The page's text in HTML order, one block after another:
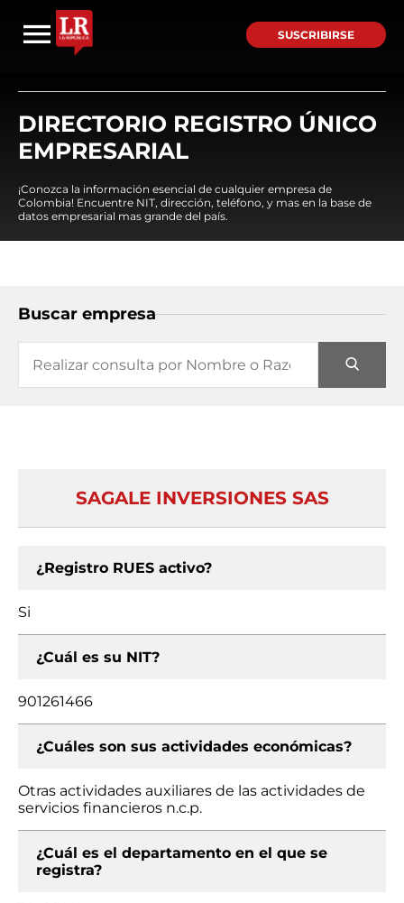
SUSCRIBIRSE
DIRECTORIO REGISTRO ÚNICO
EMPRESARIAL
¡Conozca la información esencial de cualquier empresa de
Colombia! Encuentre NIT, dirección, teléfono, y mas en la base de
datos empresarial mas grande del país.
Buscar empresa
SAGALE INVERSIONES SAS
¿Registro RUES activo?
Si
¿Cuál es su NIT?
901261466
¿Cuáles son sus actividades económicas?
Otras actividades auxiliares de las actividades de
servicios financieros n.c.p.
¿Cuál es el departamento en el que se
registra?